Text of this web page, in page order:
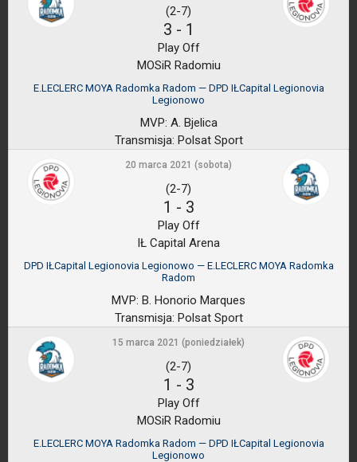
(2-7)
3 - 1
Play Off
MOSiR Radomiu
E.LECLERC MOYA Radomka Radom — DPD IŁCapital Legionovia
Legionowo
MVP: A. Bjelica
Transmisja: Polsat Sport
20 marca 2021 (sobota)
(2-7)
1 - 3
Play Off
IŁ Capital Arena
DPD IŁCapital Legionovia Legionowo — E.LECLERC MOYA Radomka
Radom
MVP: B. Honorio Marques
Transmisja: Polsat Sport
15 marca 2021 (poniedziałek)
(2-7)
1 - 3
Play Off
MOSiR Radomiu
E.LECLERC MOYA Radomka Radom — DPD IŁCapital Legionovia
Legionowo